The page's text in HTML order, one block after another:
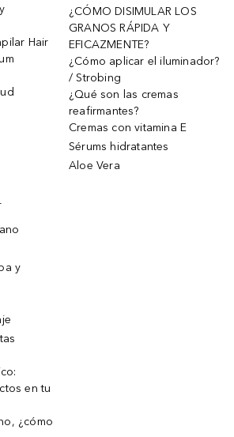
Hair
¿CÓMO DISIMULAR LOS
GRANOS RÁPIDA Y
EFICAZMENTE?
¿Cómo aplicar el iluminador?
/ Strobing
¿Qué son las cremas
reafirmantes?
Cremas con vitamina E
Sérums hidratantes
Aloe Vera
y
en tu
¿cómo